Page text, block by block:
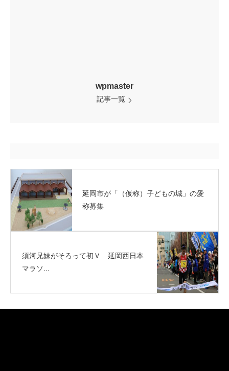
wpmaster
記事一覧
延岡市が「（仮称）子どもの城」の愛
称募集
須河兄妹がそろって初Ｖ 延岡西日本
マラソ...